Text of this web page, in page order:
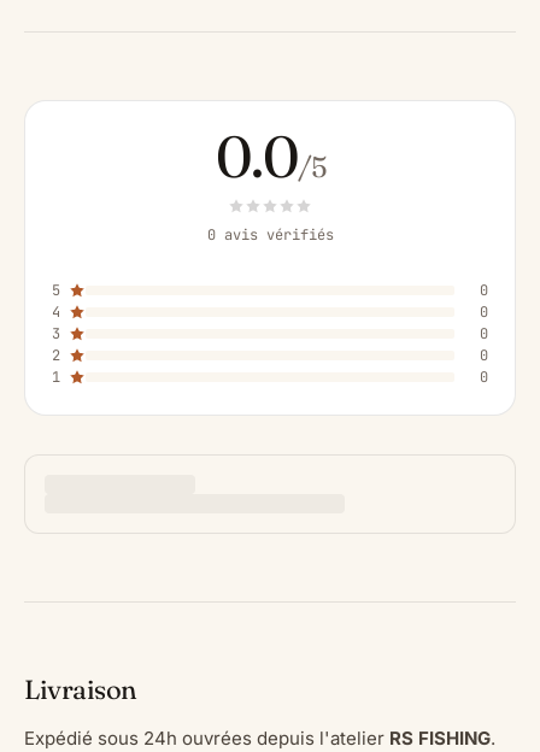
0.0/5
0 avis vérifiés
5
0
4
0
3
0
2
0
1
0
Livraison
Expédié sous 24h ouvrées depuis l'atelier RS FISHING.